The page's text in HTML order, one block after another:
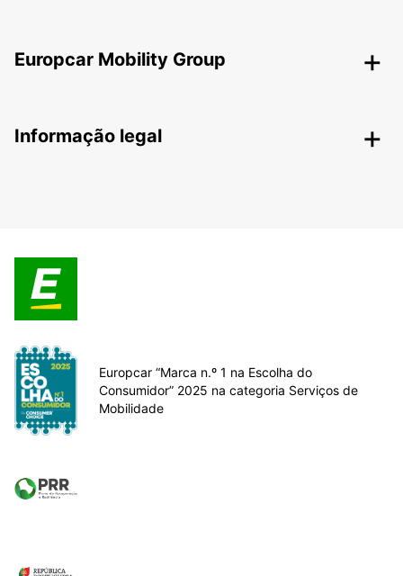
Europcar Mobility Group
Informação legal
Europcar “Marca n.º 1 na Escolha do
Consumidor” 2025 na categoria Serviços de
Mobilidade